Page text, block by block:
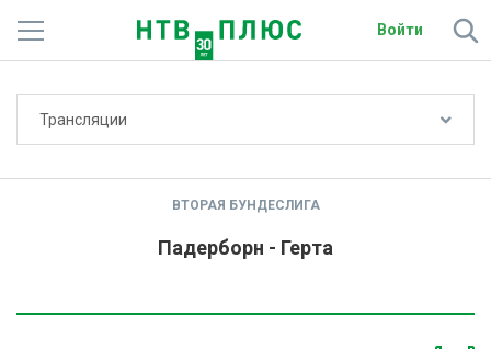
Войти
Трансляции
ВТОРАЯ БУНДЕСЛИГА
Падерборн - Герта